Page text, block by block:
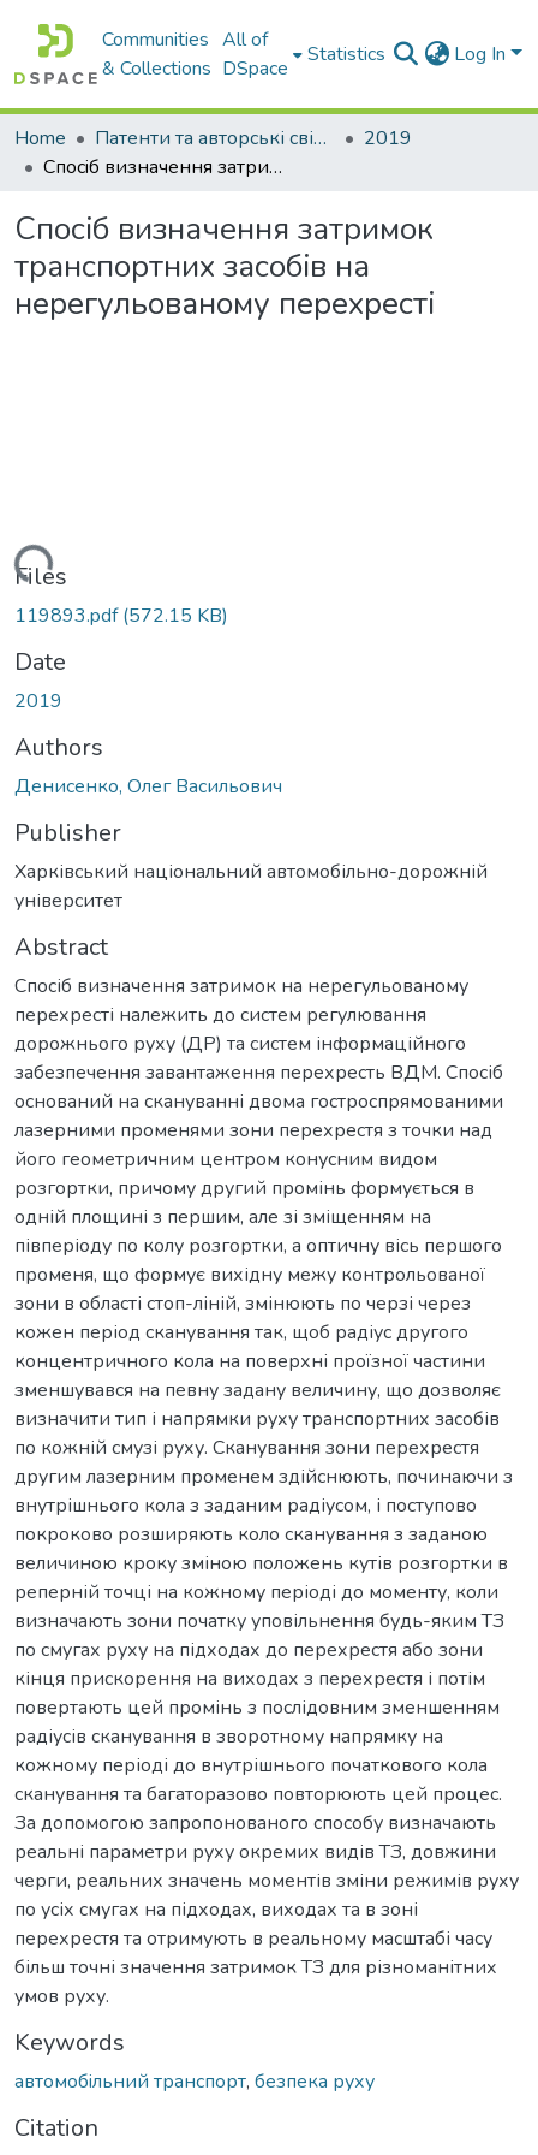
Communities
& Collections
All of
DSpace
Statistics Log In
Home Патенти та авторські свідоцтва
2019
Спосiб визначення затримок транспортних засобiв на нерегульованому перехрестi
Спосiб визначення затримок
транспортних засобiв на
нерегульованому перехрестi
Files
119893.pdf(572.15 KB)
Date
2019
Authors
Денисенко, Олег Васильович
Publisher
Харківський національний автомобільно-дорожній
університет
Abstract
Спосіб визначення затримок на нерегульованому
перехресті належить до систем регулювання
дорожнього руху (ДР) та систем інформаційного
забезпечення завантаження перехресть ВДМ. Спосіб
оснований на скануванні двома гостроспрямованими
лазерними променями зони перехрестя з точки над
його геометричним центром конусним видом
розгортки, причому другий промінь формується в
одній площині з першим, але зі зміщенням на
півперіоду по колу розгортки, а оптичну вісь першого
променя, що формує вихідну межу контрольованої
зони в області стоп-ліній, змінюють по черзі через
кожен період сканування так, щоб радіус другого
концентричного кола на поверхні проїзної частини
зменшувався на певну задану величину, що дозволяє
визначити тип і напрямки руху транспортних засобів
по кожній смузі руху. Сканування зони перехрестя
другим лазерним променем здійснюють, починаючи з
внутрішнього кола з заданим радіусом, і поступово
покроково розширяють коло сканування з заданою
величиною кроку зміною положень кутів розгортки в
реперній точці на кожному періоді до моменту, коли
визначають зони початку уповільнення будь-яким ТЗ
по смугах руху на підходах до перехрестя або зони
кінця прискорення на виходах з перехрестя і потім
повертають цей промінь з послідовним зменшенням
радіусів сканування в зворотному напрямку на
кожному періоді до внутрішнього початкового кола
сканування та багаторазово повторюють цей процес.
За допомогою запропонованого способу визначають
реальні параметри руху окремих видів ТЗ, довжини
черги, реальних значень моментів зміни режимів руху
по усіх смугах на підходах, виходах та в зоні
перехрестя та отримують в реальному масштабі часу
більш точні значення затримок ТЗ для різноманітних
умов руху.
Keywords
автомобiльний транспорт, безпека руху
Citation